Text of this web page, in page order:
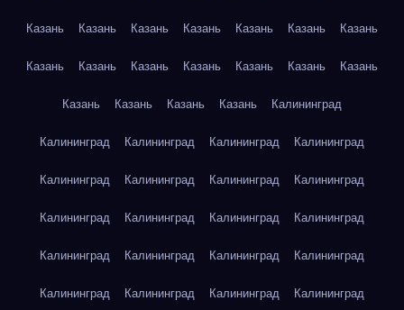
Казань Казань Казань Казань Казань Казань Казань
Казань Казань Казань Казань Казань Казань Казань
Казань Казань Казань Казань Калининград
Калининград Калининград Калининград Калининград
Калининград Калининград Калининград Калининград
Калининград Калининград Калининград Калининград
Калининград Калининград Калининград Калининград
Калининград Калининград Калининград Калининград